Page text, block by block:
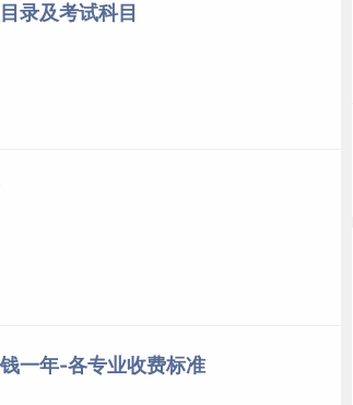
录及考试科目
一年-各专业收费标准